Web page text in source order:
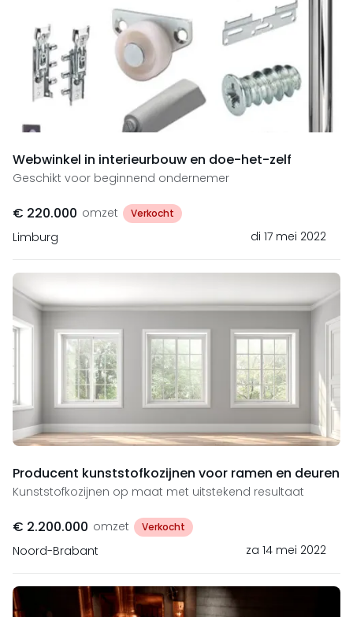
Webwinkel in interieurbouw en doe-het-zelf
Geschikt voor beginnend ondernemer
€ 220.000 omzet Verkocht
Limburg di 17 mei 2022
Producent kunststofkozijnen voor ramen en deuren
Kunststofkozijnen op maat met uitstekend resultaat
€ 2.200.000 omzet Verkocht
Noord-Brabant za 14 mei 2022